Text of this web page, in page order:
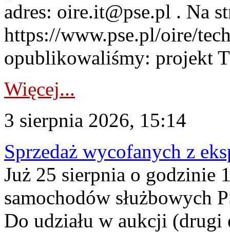
adres: oire.it@pse.pl . Na
https://www.pse.pl/oire/
opublikowaliśmy: projekt
Więcej...
3 sierpnia 2026, 15:14
Sprzedaż wycofanych z
Już 25 sierpnia o godzinie
samochodów służbowych
Do udziału w aukcji (drugi